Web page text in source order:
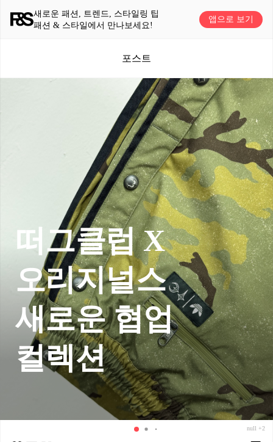
새로운 패션, 트렌드, 스타일링 팁
패션 & 스타일에서 만나보세요!
앱으로 보기
포스트
떠그클럽 X
오리지널스
새로운 협업
컬렉션
null +2